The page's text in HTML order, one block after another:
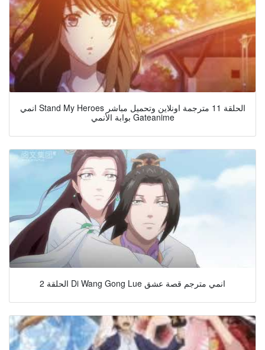
انمي Stand My Heroes الحلقة 11 مترجمة اونلاين وتحميل مباشر
بوابة الأنمي Gateanime
الحلقة 2 Di Wang Gong Lue انمي مترجم قصة عشق